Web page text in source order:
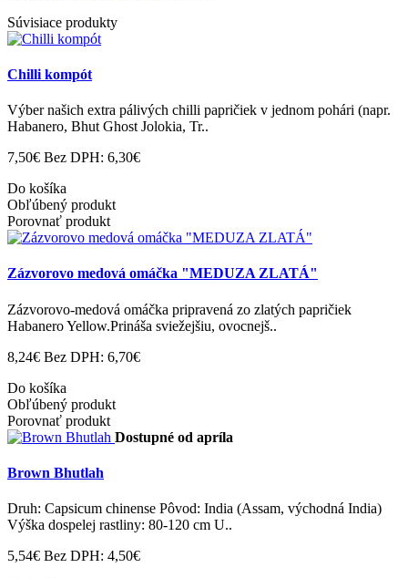
Súvisiace produkty
Chilli kompót
Výber našich extra pálivých chilli papričiek v jednom pohári (napr.
Habanero, Bhut Ghost Jolokia, Tr..
7,50€ Bez DPH: 6,30€
Do košíka
Obľúbený produkt
Porovnať produkt
Zázvorovo medová omáčka "MEDUZA ZLATÁ"
Zázvorovo-medová omáčka pripravená zo zlatých papričiek
Habanero Yellow.Prináša sviežejšiu, ovocnejš..
8,24€ Bez DPH: 6,70€
Do košíka
Obľúbený produkt
Porovnať produkt
Dostupné od apríla
Brown Bhutlah
Druh: Capsicum chinense Pôvod: India (Assam, východná India)
Výška dospelej rastliny: 80-120 cm U..
5,54€ Bez DPH: 4,50€